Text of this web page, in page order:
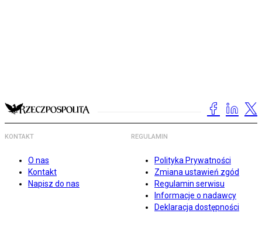
KONTAKT
O nas
Kontakt
Napisz do nas
REGULAMIN
Polityka Prywatności
Zmiana ustawień zgód
Regulamin serwisu
Informacje o nadawcy
Deklaracja dostępności